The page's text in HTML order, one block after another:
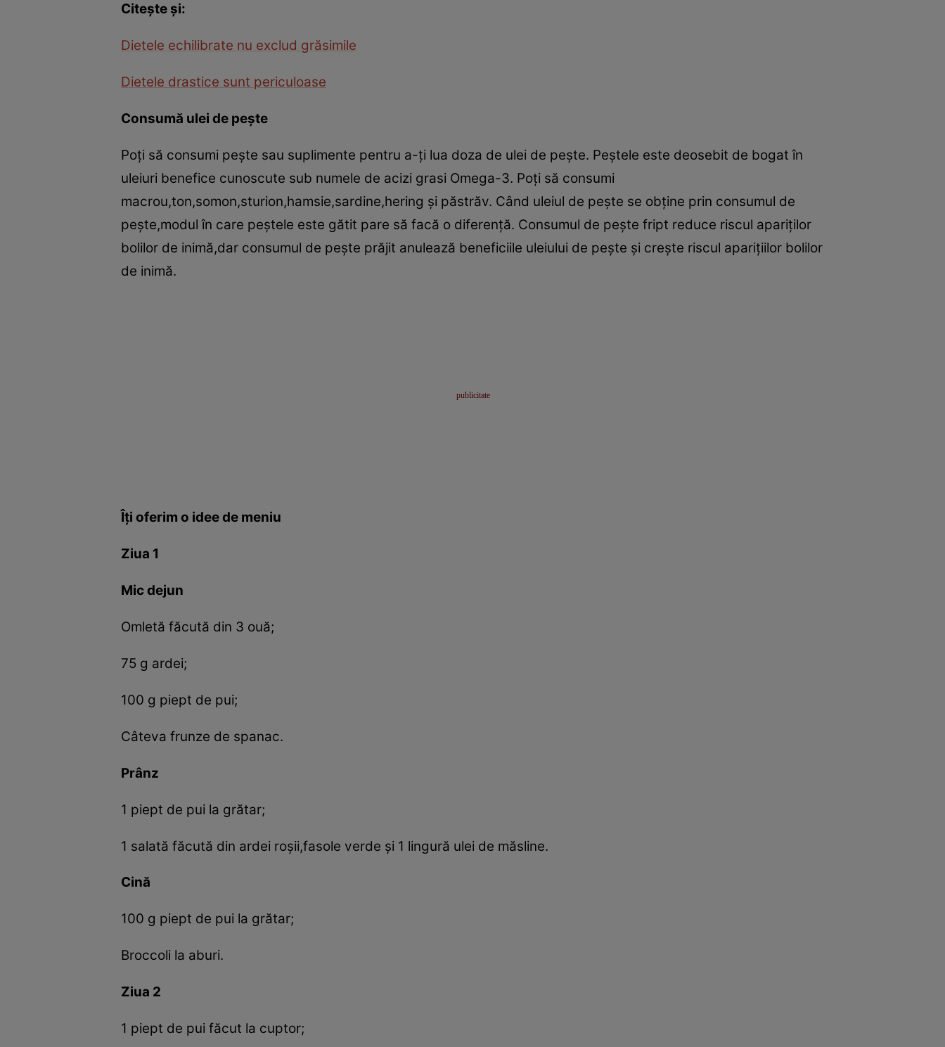
Citeşte şi:
Dietele echilibrate nu exclud grăsimile
Dietele drastice sunt periculoase
Consumă ulei de peşte
Poţi să consumi peşte sau suplimente pentru a-ţi lua doza de ulei de peşte. Peştele este deosebit de bogat în
uleiuri benefice cunoscute sub numele de acizi grasi Omega-3. Poţi să consumi
macrou,ton,somon,sturion,hamsie,sardine,hering şi păstrăv. Când uleiul de peşte se obţine prin consumul de
peşte,modul în care peştele este gătit pare să facă o diferenţă. Consumul de peşte fript reduce riscul apariţilor
bolilor de inimă,dar consumul de peşte prăjit anulează beneficiile uleiului de peşte şi creşte riscul apariţiilor bolilor
de inimă.
Îţi oferim o idee de meniu
Ziua 1
Mic dejun
Omletă făcută din 3 ouă;
75 g ardei;
100 g piept de pui;
Câteva frunze de spanac.
Prânz
1 piept de pui la grătar;
1 salată făcută din ardei roşii,fasole verde şi 1 lingură ulei de măsline.
Cină
100 g piept de pui la grătar;
Broccoli la aburi.
Ziua 2
1 piept de pui făcut la cuptor;